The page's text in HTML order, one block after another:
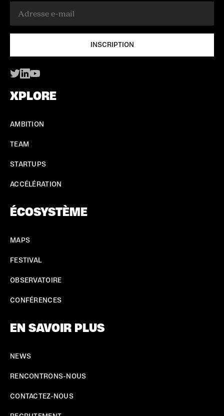
XPLORE
AMBITION
TEAM
STARTUPS
ACCÉLÉRATION
ÉCOSYSTÈME
MAPS
FESTIVAL
OBSERVATOIRE
CONFÉRENCES
EN SAVOIR PLUS
NEWS
RENCONTRONS-NOUS
CONTACTEZ-NOUS